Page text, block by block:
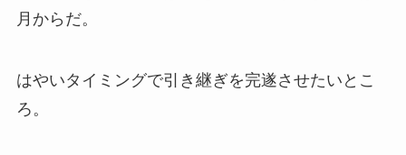
月からだ。
はやいタイミングで引き継ぎを完遂させたいとこ
ろ。